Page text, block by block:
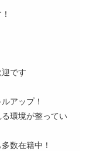
です
アップ！
環境が整ってい
数在籍中！